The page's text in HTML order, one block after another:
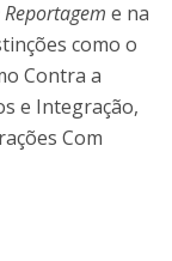
e na
como o
Contra a
e Integração,
Com